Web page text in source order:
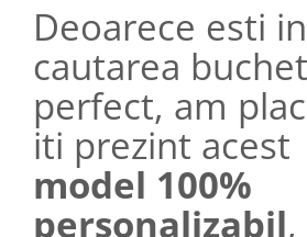
Deoarece esti in
cautarea
perfect, am
iti prezint acest
model 100%
personalizabil,